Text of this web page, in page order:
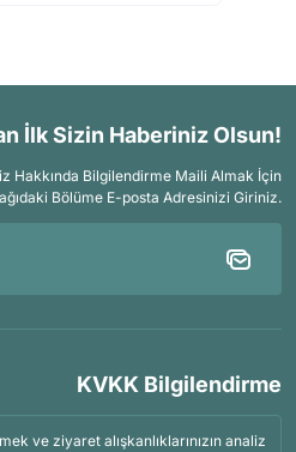
İlk Sizin Haberiniz Olsun!
Hakkında Bilgilendirme Maili Almak İçin
Bölüme E-posta Adresinizi Giriniz.
KVKK Bilgilendirme
ve ziyaret alışkanlıklarınızın analiz